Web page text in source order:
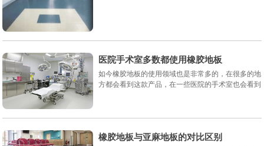
医院手术室多数都使用橡胶地板
如今橡胶地板的使用领域也是非常多的，在很多的地
方都会看到这款产品，在一些医院的手术室也会看到
橡胶地板与亚麻地板的对比区别